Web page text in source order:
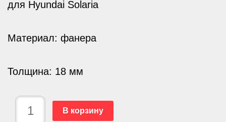
для Hyundai Solaria
Материал: фанера
Толщина: 18 мм
В корзину